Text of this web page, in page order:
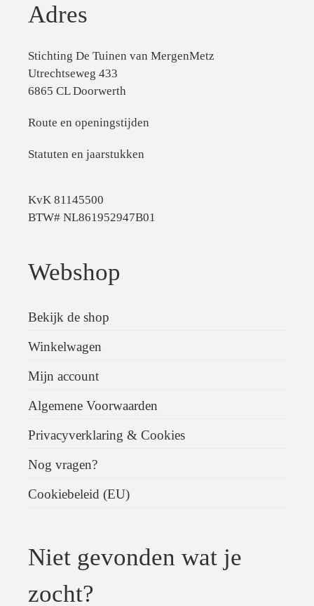
Adres
Stichting De Tuinen van MergenMetz
Utrechtseweg 433
6865 CL Doorwerth
Route en openingstijden
Statuten en jaarstukken
KvK 81145500
BTW# NL861952947B01
Webshop
Bekijk de shop
Winkelwagen
Mijn account
Algemene Voorwaarden
Privacyverklaring & Cookies
Nog vragen?
Cookiebeleid (EU)
Niet gevonden wat je
zocht?